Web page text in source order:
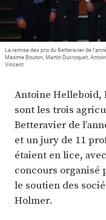
La remise des prix du Betteravier de
Maxime Bouton, Martin Ducroquet,
Vincent
Antoine Helleboid,
sont les trois
Betteravier de
et un jury de 11
étaient en lice,
concours organisé
le soutien des
Holmer.